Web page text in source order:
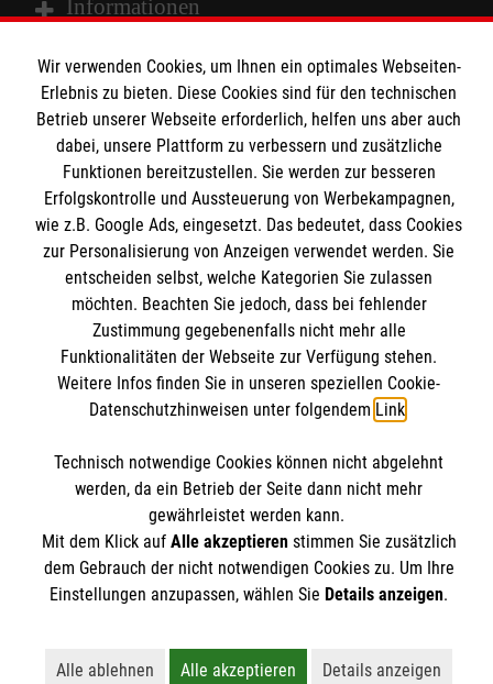
Kursangebote
Mitarbeiten & Aktiv werden
Informationen
Kontakt
Presse und Medien
Impressum
Malteser online
Malteserorden
Malteser Jugend
Malteser International
Mediathek
Sharepoint
Spendenkonto
Empfänger: Malteser Hilfsdienst e.V.
IBAN: DE90 6005 0101 0001 2706 88
Soziale Netzwerke
Soziale Netzwerke
Der Malteser Hilfsdienst e.V. ist als eingetragene
gemeinnützige Organisation von der Körperschaft- und
Gewerbesteuer befreit.
Wir verwenden Cookies, um Ihnen ein optimales Webseiten-
Erlebnis zu bieten. Diese Cookies sind für den technischen
Betrieb unserer Webseite erforderlich, helfen uns aber auch
dabei, unsere Plattform zu verbessern und zusätzliche
Funktionen bereitzustellen. Sie werden zur besseren
Erfolgskontrolle und Aussteuerung von Werbekampagnen,
wie z.B. Google Ads, eingesetzt. Das bedeutet, dass Cookies
zur Personalisierung von Anzeigen verwendet werden. Sie
entscheiden selbst, welche Kategorien Sie zulassen
möchten. Beachten Sie jedoch, dass bei fehlender
Zustimmung gegebenenfalls nicht mehr alle
Funktionalitäten der Webseite zur Verfügung stehen.
Weitere Infos finden Sie in unseren speziellen Cookie-
Datenschutzhinweisen unter folgendem Link.
Technisch notwendige Cookies können nicht abgelehnt
werden, da ein Betrieb der Seite dann nicht mehr
gewährleistet werden kann.
Mit dem Klick auf Alle akzeptierenstimmen Sie zusätzlich
dem Gebrauch der nicht notwendigen Cookies zu. Um Ihre
Einstellungen anzupassen, wählen Sie Details anzeigen.
Alle ablehnen
Alle akzeptieren
Details anzeigen